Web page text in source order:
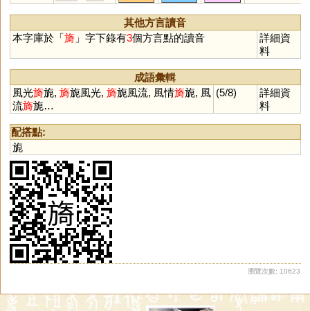
其他方言讀音
本字庫於「旖」字下錄有3個方言點的讀音
詳細資
料
成語彙輯
風光旖旎, 旖旎風光, 旖旎風流, 風情旖旎, 風
流旖旎…
(5/8)
詳細資
料
配搭點:
旎
瀏覽次數: 10623